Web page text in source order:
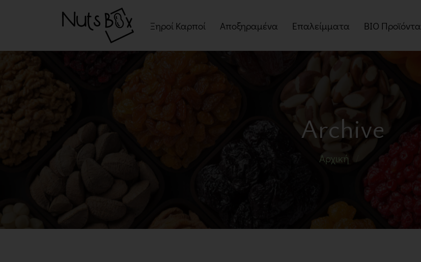
Ξηροί Καρποί Αποξηραμένα Επαλείμματα
Μαρμελάδες
BIO Προϊόντα
Archive
Αρχική